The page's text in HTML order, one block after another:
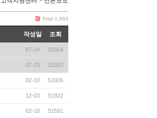
교육영상강의실
회원정보
나의 신청비
나의활동내역
나의 연회비
Total 1,893
작성일 조회
07-24 92654
07-23 111557
02-10 51926
12-03 51922
02-10 51591